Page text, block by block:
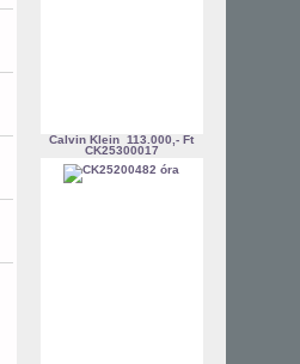
Calvin Klein 113.000,- Ft
CK25300017